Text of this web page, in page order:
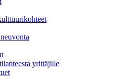
yrittäjille